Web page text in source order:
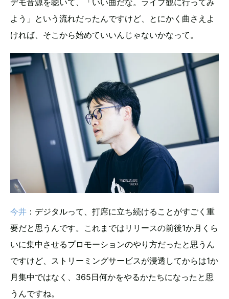
デモ音源を聴いて、「いい曲だな。ライブ観に行ってみ
よう」という流れだったんですけど、とにかく曲さえよ
ければ、そこから始めていいんじゃないかなって。
今井 ：デジタルって、打席に立ち続けることがすごく重
要だと思うんです。これまではリリースの前後1か月くら
いに集中させるプロモーションのやり方だったと思うん
ですけど、ストリーミングサービスが浸透してからは1か
月集中ではなく、365日何かをやるかたちになったと思
うんですね。